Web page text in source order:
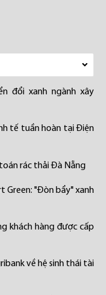
đổi xanh ngành xây
tế tuần hoàn tại Điện
rác thải Đà Nẵng
Green: "Đòn bẩy" xanh
khách hàng được cấp
về hệ sinh thái tài